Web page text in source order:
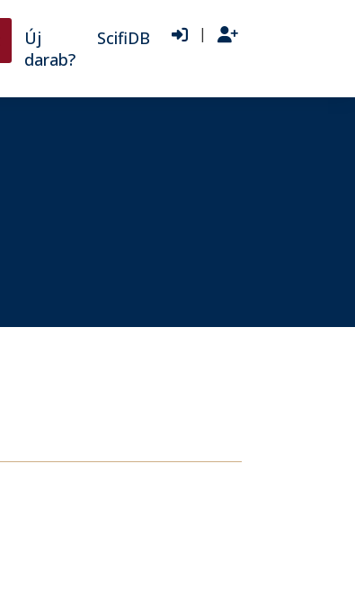
Új
darab?
ScifiDB |